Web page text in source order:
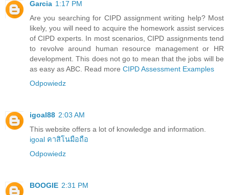
Garcia 1:17 PM
Are you searching for CIPD assignment writing help? Most
likely, you will need to acquire the homework assist services
of CIPD experts. In most scenarios, CIPD assignments tend
to revolve around human resource management or HR
development. This does not go to mean that the jobs will be
as easy as ABC. Read more CIPD Assessment Examples
Odpowiedz
igoal88 2:03 AM
This website offers a lot of knowledge and information.
igoal คาสิโนมือถือ
Odpowiedz
BOOGIE 2:31 PM